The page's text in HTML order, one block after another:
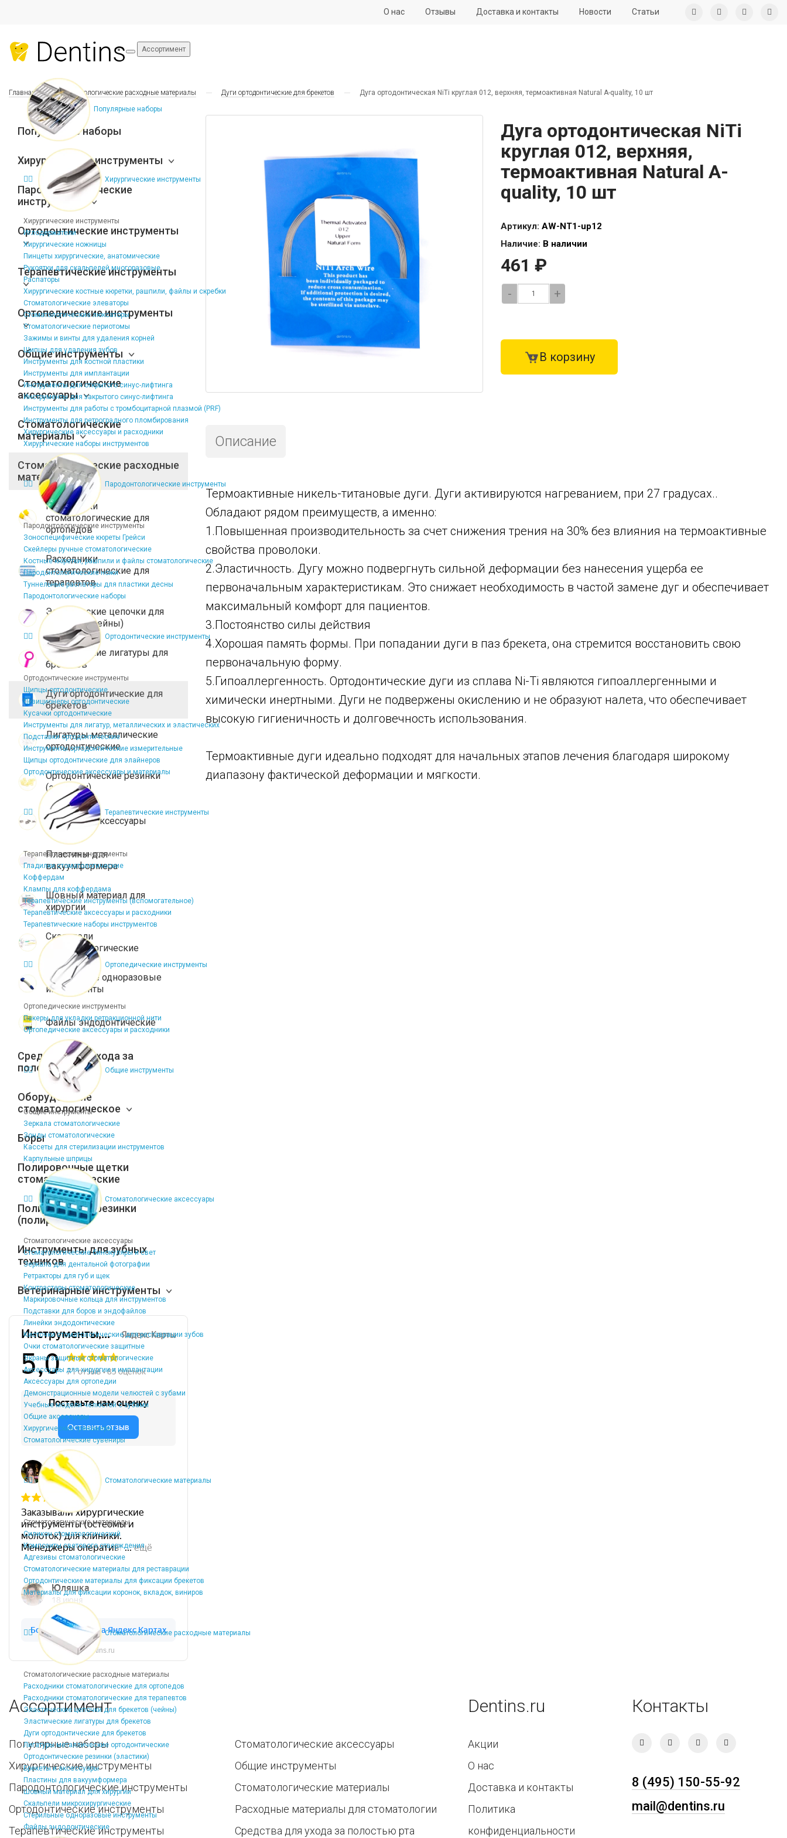
О нас Отзывы Доставка и контакты Новости Статьи
Ассортимент
Популярные наборы
Хирургические инструменты
Хирургические инструменты
Иглодержатели
Хирургические ножницы
Пинцеты хирургические, анатомические
Рукоятки для скальпелей многоразовые
Распаторы
Хирургические костные кюретки, рашпили, файлы и скребки
Стоматологические элеваторы
Стоматологические люксаторы
Стоматологические периотомы
Зажимы и винты для удаления корней
Щипцы для удаления зубов
Инструменты для костной пластики
Инструменты для имплантации
Инструменты для открытого синус-лифтинга
Инструменты для закрытого синус-лифтинга
Инструменты для работы с тромбоцитарной плазмой (PRF)
Инструменты для ретроградного пломбирования
Хирургические аксессуары и расходники
Хирургические наборы инструментов
Пародонтологические инструменты
Пародонтологические инструменты
Зоноспецифические кюреты Грейси
Скейлеры ручные стоматологические
Костные кюретки, рашпили и файлы стоматологические
Пародонтологические ножи
Туннельные распаторы для пластики десны
Пародонтологические наборы
Ортодонтические инструменты
Ортодонтические инструменты
Щипцы ортодонтические
Позиционеры ортодонтические
Кусачки ортодонтические
Инструменты для лигатур, металлических и эластических
Подставки ортодонтические
Инструменты ортодонтические измерительные
Щипцы ортодонтические для элайнеров
Ортодонтические аксессуары и материалы
Терапевтические инструменты
Терапевтические инструменты
Гладилки стоматологические
Коффердам
Клампы для коффердама
Терапевтические инструменты (вспомогательное)
Терапевтические аксессуары и расходники
Терапевтические наборы инструментов
Ортопедические инструменты
Ортопедические инструменты
Пакеры для укладки ретракционной нити
Ортопедические аксессуары и расходники
Общие инструменты
Общие инструменты
Зеркала стоматологические
Зонды стоматологические
Кассеты для стерилизации инструментов
Карпульные шприцы
Стоматологические аксессуары
Стоматологические аксессуары
Стоматологические бинокуляры и свет
Зеркала для дентальной фотографии
Ретракторы для губ и щек
Контрастеры стоматологические
Маркировочные кольца для инструментов
Подставки для боров и эндофайлов
Линейки эндодонтические
Кисточки стоматологические для реставрации зубов
Очки стоматологические защитные
Экраны защитные стоматологические
Аксессуары для хирургии и имплантации
Аксессуары для ортопедии
Демонстрационные модели челюстей с зубами
Учебные модели челюстей с зубами
Общие аксессуары
Хирургические тренажеры
Стоматологические сувениры
Стоматологические материалы
Стоматологические материалы
Силикон стоматологический
Композиты светового отверждения
Адгезивы стоматологические
Стоматологические материалы для реставрации
Ортодонтические материалы для фиксации брекетов
Материалы для фиксации коронок, вкладок, виниров
Стоматологические расходные материалы
Стоматологические расходные материалы
Расходники стоматологические для ортопедов
Расходники стоматологические для терапевтов
Эластические цепочки для брекетов (чейны)
Эластические лигатуры для брекетов
Дуги ортодонтические для брекетов
Лигатуры металлические ортодонтические
Ортодонтические резинки (эластики)
Брекеты и аксессуары
Пластины для вакуумформера
Шовный материал для хирургии
Скальпели микрохирургические
Стерильные одноразовые инструменты
Файлы эндодонтические
Главная Стоматологические расходные материалы Дуги ортодонтические для брекетов Дуга ортодонтическая NiTi круглая 012, верхняя, термоактивная Natural A-quality, 10 шт
Популярные наборы
Хирургические инструменты
Пародонтологические
инструменты
Ортодонтические инструменты
Терапевтические инструменты
Ортопедические инструменты
Общие инструменты
Стоматологические
аксессуары
Стоматологические
материалы
Стоматологические расходные
материалы
Расходники
стоматологические для
ортопедов
Расходники
стоматологические для
терапевтов
Эластические цепочки для
брекетов (чейны)
Эластические лигатуры для
брекетов
Дуги ортодонтические для
брекетов
Лигатуры металлические
ортодонтические
Ортодонтические резинки
(эластики)
Брекеты и аксессуары
Пластины для
вакуумформера
Шовный материал для
хирургии
Скальпели
микрохирургические
Стерильные одноразовые
инструменты
Файлы эндодонтические
Средства для ухода за
полостью рта
Оборудование
стоматологическое
Боры
Полировочные щетки
стоматологические
Полировочные резинки
(полиры)
Инструменты для зубных
техников
Ветеринарные инструменты
Dentins.ru
Дуга ортодонтическая NiTi
круглая 012, верхняя,
термоактивная Natural A-
quality, 10 шт
Артикул: AW-NT1-up12
Наличие: В наличии
461 ₽
- +
В корзину
Описание
Термоактивные никель-титановые дуги. Дуги активируются нагреванием, при 27 градусах..
Обладают рядом преимуществ, а именно:
1.Повышенная производительность за счет снижения трения на 30% без влияния на термоактивные
свойства проволоки.
2.Эластичность. Дугу можно подвергнуть сильной деформации без нанесения ущерба ее
первоначальным характеристикам. Это снижает необходимость в частой замене дуг и обеспечивает
максимальный комфорт для пациентов.
3.Постоянство силы действия
4.Хорошая память формы. При попадании дуги в паз брекета, она стремится восстановить свою
первоначальную форму.
5.Гипоаллергенность. Ортодонтические дуги из сплава Ni-Ti являются гипоаллергенными и
химически инертными. Дуги не подвержены окислению и не образуют налета, что обеспечивает
высокую гигиеничность и долговечность использования.
Термоактивные дуги идеально подходят для начальных этапов лечения благодаря широкому
диапазону фактической деформации и мягкости.
Ассортимент
Популярные наборы
Хирургические инструменты
Пародонтологические инструменты
Ортодонтические инструменты
Терапевтические инструменты
Стоматологические аксессуары
Общие инструменты
Стоматологические материалы
Расходные материалы для стоматологии
Средства для ухода за полостью рта
Dentins.ru
Акции
О нас
Доставка и контакты
Политика
конфиденциальности
Контакты
8 (495) 150-55-92
mail@dentins.ru